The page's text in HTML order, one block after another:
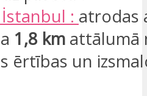
: atrodas
1,8 km attālumā
ērtības un